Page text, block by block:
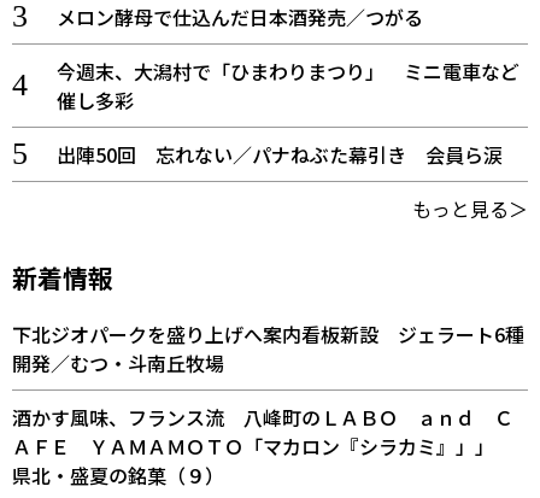
メロン酵母で仕込んだ日本酒発売／つがる
今週末、大潟村で「ひまわりまつり」 ミニ電車など
催し多彩
出陣50回 忘れない／パナねぶた幕引き 会員ら涙
もっと見る＞
新着情報
下北ジオパークを盛り上げへ案内看板新設 ジェラート6種
開発／むつ・斗南丘牧場
酒かす風味、フランス流 八峰町のＬＡＢＯ ａｎｄ Ｃ
ＡＦＥ ＹＡＭＡＭＯＴＯ「マカロン『シラカミ』」」
県北・盛夏の銘菓（９）